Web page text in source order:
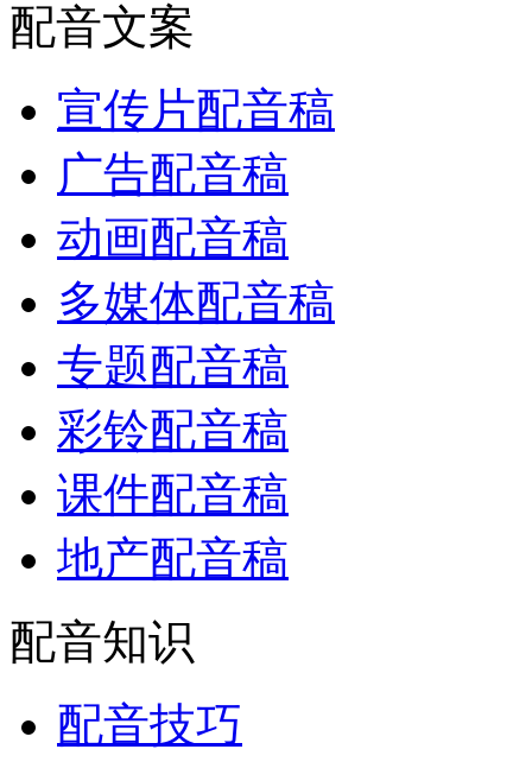
配音文案
宣传片配音稿
广告配音稿
动画配音稿
多媒体配音稿
专题配音稿
彩铃配音稿
课件配音稿
地产配音稿
配音知识
配音技巧